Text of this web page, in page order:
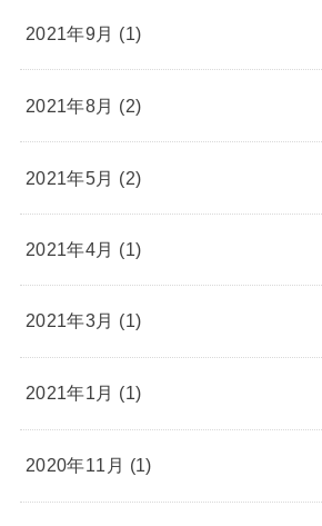
2021年9月 (1)
2021年8月 (2)
2021年5月 (2)
2021年4月 (1)
2021年3月 (1)
2021年1月 (1)
2020年11月 (1)